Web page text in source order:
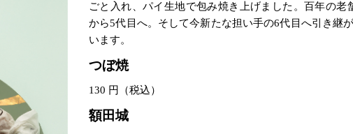
ごと入れ、パイ生地で包み焼き上げました。百年の老
から5代目へ。そして今新たな担い手の6代目へ引き継
います。
つぼ焼
130 円（税込）
額田城